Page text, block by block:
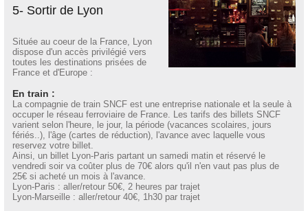
5- Sortir de Lyon
Située au coeur de la France, Lyon
dispose d'un accès privilégié vers
toutes les destinations prisées de
France et d'Europe :
En train :
La compagnie de train SNCF est une entreprise nationale et la seule à
occuper le réseau ferroviaire de France. Les tarifs des billets SNCF
varient selon l'heure, le jour, la période (vacances scolaires, jours
fériés..), l'âge (cartes de réduction), l'avance avec laquelle vous
reservez votre billet.
Ainsi, un billet Lyon-Paris partant un samedi matin et réservé le
vendredi soir va coûter plus de 70€ alors qu'il n'en vaut pas plus de
25€ si acheté un mois à l'avance.
Lyon-Paris : aller/retour 50€, 2 heures par trajet
Lyon-Marseille : aller/retour 40€, 1h30 par trajet